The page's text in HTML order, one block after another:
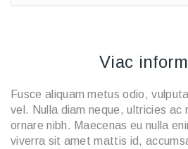
Viac
Fusce aliquam metus odio,
vel. Nulla diam neque, ultricies ac
ornare nibh. Maecenas eu nulla
viverra sit amet mattis id,